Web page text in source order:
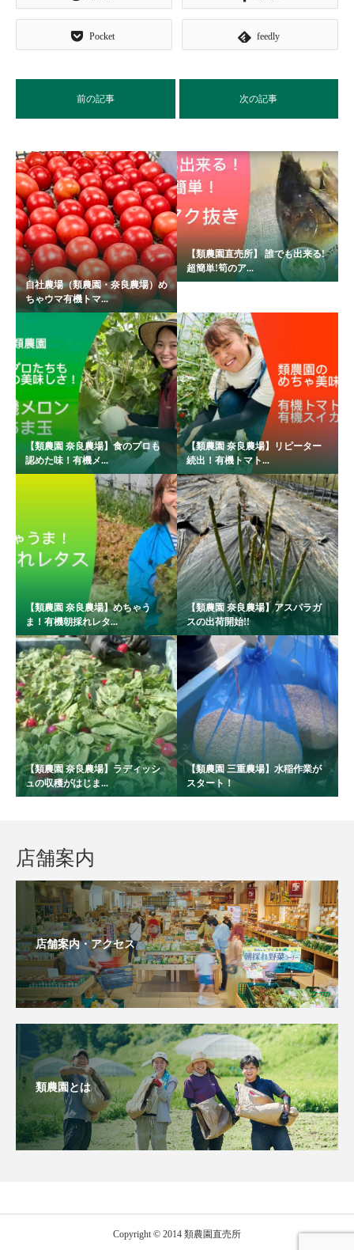
Pocket feedly
前の記事 次の記事
自社農場（類農園・奈良農場）め
ちゃウマ有機トマ...
【類農園直売所】 誰でも出来る!
超簡単!筍のア...
【類農園 奈良農場】食のプロも
認めた味！有機メ...
【類農園 奈良農場】リピーター
続出！有機トマト...
【類農園 奈良農場】めちゃう
ま！有機朝採れレタ...
【類農園 奈良農場】アスパラガ
スの出荷開始!!
【類農園 奈良農場】ラディッシ
ュの収穫がはじま...
【類農園 三重農場】水稲作業が
スタート！
店舗案内
店舗案内・アクセス
類農園とは
Copyright © 2014 類農園直売所